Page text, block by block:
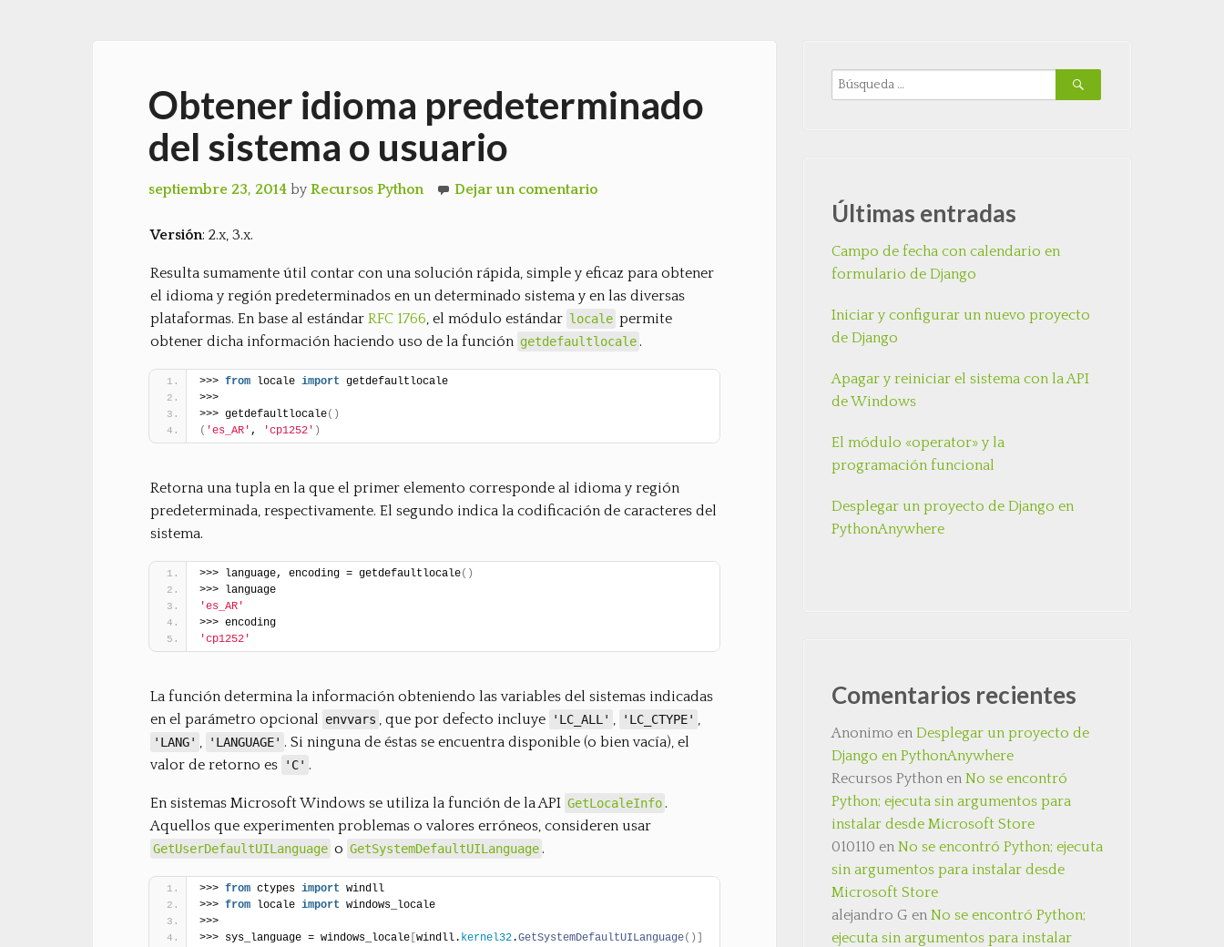
Obtener idioma predeterminado
del sistema o usuario
septiembre 23, 2014 by Recursos Python Dejar un comentario
Versión: 2.x, 3.x.
Resulta sumamente útil contar con una solución rápida, simple y eficaz para obtener
el idioma y región predeterminados en un determinado sistema y en las diversas
plataformas. En base al estándar RFC 1766, el módulo estándar locale permite
obtener dicha información haciendo uso de la función getdefaultlocale .
>>> from locale import getdefaultlocale
>>>
>>> getdefaultlocale( )
( 'es_AR' , 'cp1252' )
Retorna una tupla en la que el primer elemento corresponde al idioma y región
predeterminada, respectivamente. El segundo indica la codificación de caracteres del
sistema.
>>> language, encoding = getdefaultlocale( )
>>> language
'es_AR'
>>> encoding
'cp1252'
La función determina la información obteniendo las variables del sistemas indicadas
en el parámetro opcional envvars , que por defecto incluye 'LC_ALL' , 'LC_CTYPE' ,
'LANG' , 'LANGUAGE' . Si ninguna de éstas se encuentra disponible (o bien vacía), el
valor de retorno es
'C' .
En sistemas Microsoft Windows se utiliza la función de la API GetLocaleInfo .
Aquellos que experimenten problemas o valores erróneos, consideren usar
GetUserDefaultUILanguage o GetSystemDefaultUILanguage .
>>> from ctypes import windll
>>> from locale import windows_locale
>>>
>>> sys_language = windows_locale windll. kernel32.GetSystemDefaultUILanguage( )
Últimas entradas
Campo de fecha con calendario en
formulario de Django
Iniciar y configurar un nuevo proyecto
de Django
Apagar y reiniciar el sistema con la API
de Windows
El módulo «operator» y la
programación funcional
Desplegar un proyecto de Django en
PythonAnywhere
Comentarios recientes
Anonimo enDesplegar un proyecto de
Django en PythonAnywhere
Recursos Python enNo se encontró
Python; ejecuta sin argumentos para
instalar desde Microsoft Store
010110 enNo se encontró Python; ejecuta
sin argumentos para instalar desde
Microsoft Store
alejandro G enNo se encontró Python;
ejecuta sin argumentos para instalar